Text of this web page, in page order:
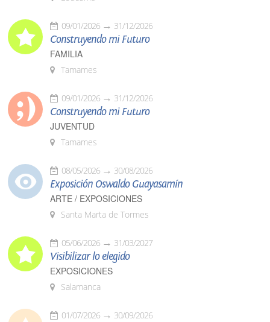
09/01/2026 31/12/2026
Construyendo mi Futuro
FAMILIA
Tamames
09/01/2026 31/12/2026
Construyendo mi Futuro
JUVENTUD
Tamames
08/05/2026 30/08/2026
Exposición Oswaldo Guayasamín
ARTE / EXPOSICIONES
Santa Marta de Tormes
05/06/2026 31/03/2027
Visibilizar lo elegido
EXPOSICIONES
Salamanca
01/07/2026 30/09/2026